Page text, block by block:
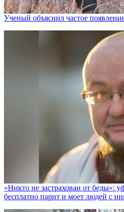
Ученый объяснил частое
«Никто не заcтрахован от беды»:
бесплатно парит и моет людей с